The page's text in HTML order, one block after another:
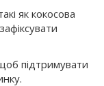
як кокосова
підтримувати